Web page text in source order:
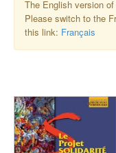
The English version
Please switch to the
this link: Français